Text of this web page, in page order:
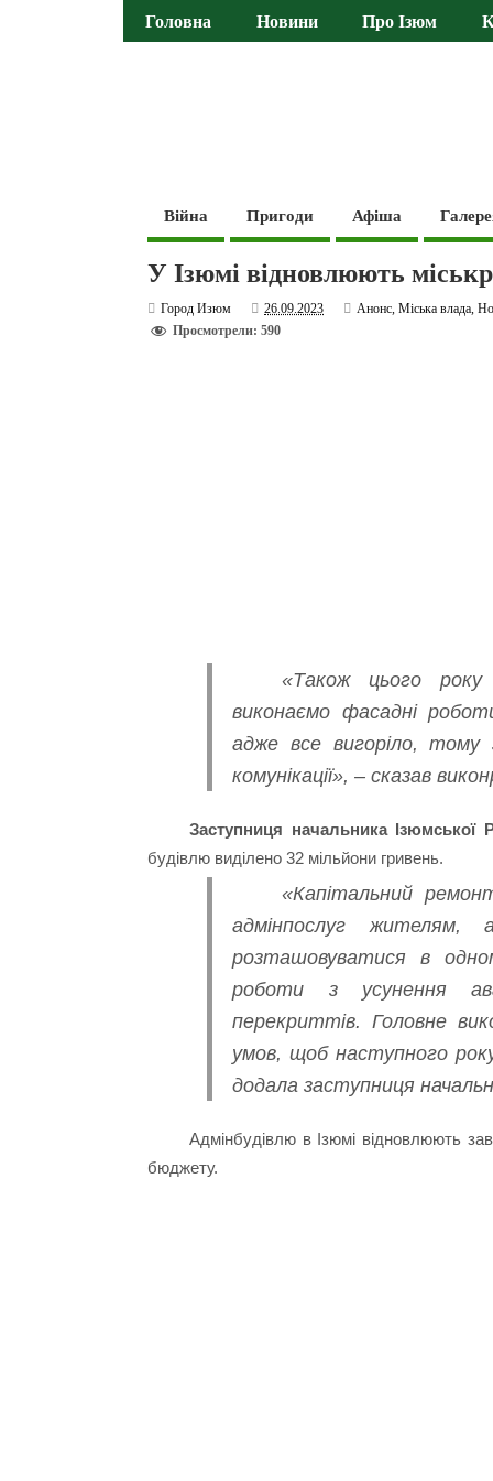
Головна Новини Про Ізюм
Війна Пригоди Афіша
У Ізюмі відновлюють
Город Изюм 26.09.2023 Анонс,Міська влада,
Просмотрели: 590
«Також цього року
виконаємо фасадні
адже все вигоріло, тому
комунікації», – сказав
Заступниця начальника Ізюмської
будівлю виділено 32 мільйони гривень.
«Капітальний
адмінпослуг жителям,
розташовуватися в
роботи з усунення
перекриттів. Головне
умов, щоб наступного
додала заступниця
Адмінбудівлю в Ізюмі відновлюють
бюджету.